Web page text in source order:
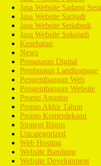
Jasa Website Sadang
Jasa Website Sarijadi
Jasa Website Setiabudi
Jasa Website Sukajadi
Kesehatan
News
Pemasaran Digital
Pembuatan Landingpage
Pengembangan Web
Pengembangan Website
Promo Agustus
Promo Akhir Tahun
Promo Kemerdekaan
Strategi Bisnis
Uncategorized
Web Hosting
Website Bandung
Website Development